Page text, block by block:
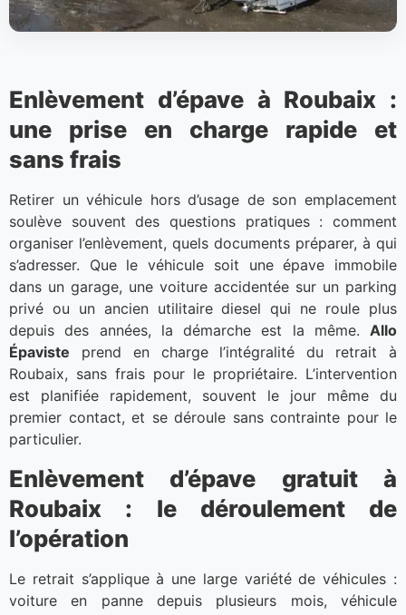
Enlèvement d’épave à Roubaix :
une prise en charge rapide et
sans frais
Retirer un véhicule hors d’usage de son emplacement
soulève souvent des questions pratiques : comment
organiser l’enlèvement, quels documents préparer, à qui
s’adresser. Que le véhicule soit une épave immobile
dans un garage, une voiture accidentée sur un parking
privé ou un ancien utilitaire diesel qui ne roule plus
depuis des années, la démarche est la même. Allo
Épaviste prend en charge l’intégralité du retrait à
Roubaix, sans frais pour le propriétaire. L’intervention
est planifiée rapidement, souvent le jour même du
premier contact, et se déroule sans contrainte pour le
particulier.
Enlèvement d’épave gratuit à
Roubaix : le déroulement de
l’opération
Le retrait s’applique à une large variété de véhicules :
voiture en panne depuis plusieurs mois, véhicule